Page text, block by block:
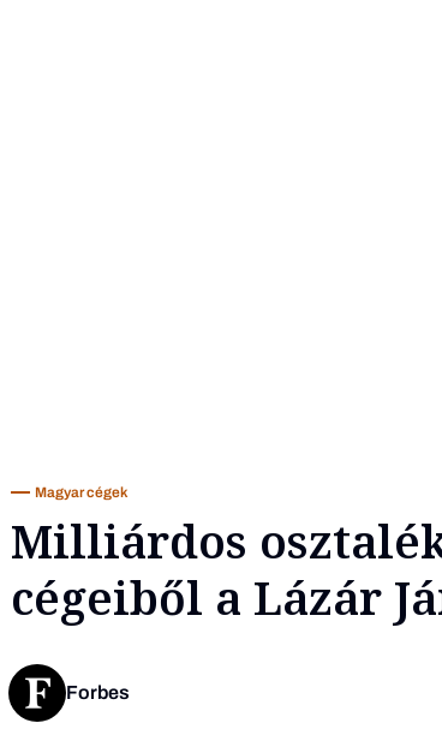
Magyar cégek
Milliárdos
cégeiből a Lázár
Forbes